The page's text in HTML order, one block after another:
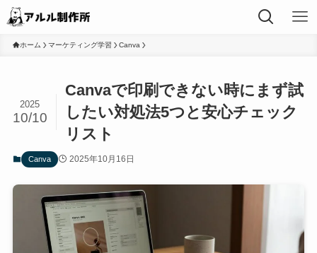
ホーム マーケティング学習 Canva
Canvaで印刷できない時にまず試
したい対処法5つと安心チェック
リスト
2025
10/10
Canva 2025年10月16日